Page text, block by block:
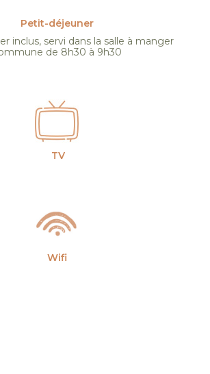
Petit-déjeuner
inclus, servi dans la salle à manger
de 8h30 à 9h30
TV
Wifi